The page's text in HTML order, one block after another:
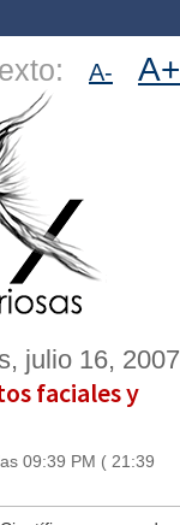
A- A+
julio 16, 2007
faciales y
09:39 PM ( 21:39